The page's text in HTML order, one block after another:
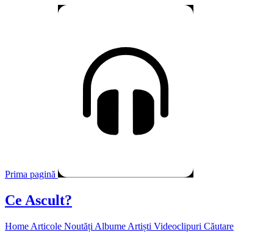
Prima pagină
Ce Ascult?
Home Articole Noutăți Albume Artiști Videoclipuri Căutare